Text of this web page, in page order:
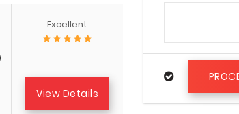
Excellent
View Details